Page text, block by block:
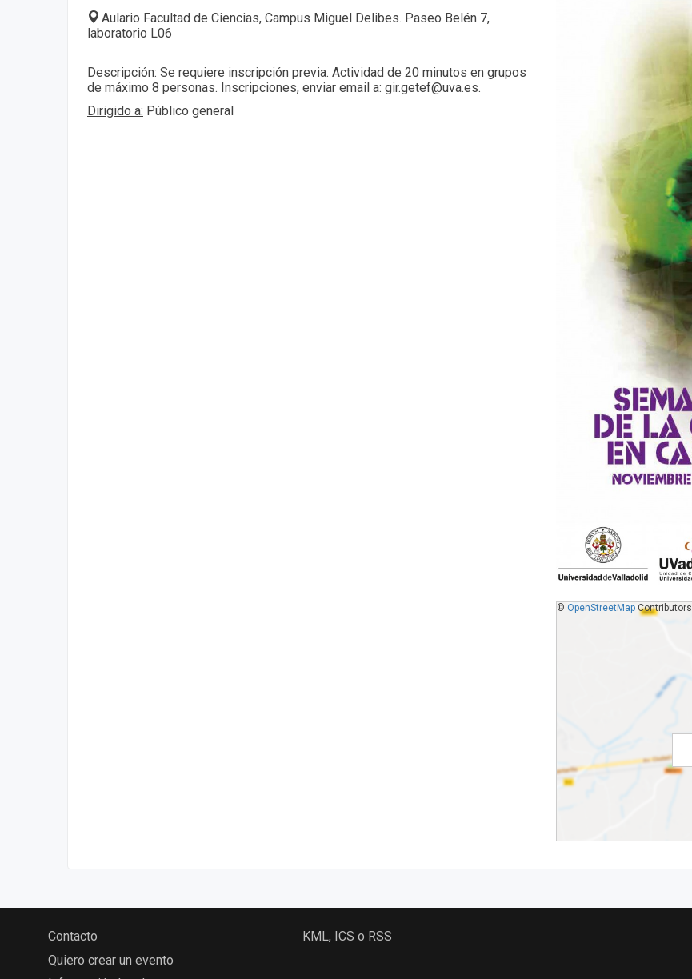
Aulario Facultad de Ciencias, Campus Miguel Delibes. Paseo Belén 7,
laboratorio L06
Descripción: Se requiere inscripción previa. Actividad de 20 minutos en grupos
de máximo 8 personas. Inscripciones, enviar email a: gir.getef@uva.es.
Dirigido a: Público general
© OpenStreetMapContributors
Contacto
Quiero crear un evento
KML, ICS o RSS